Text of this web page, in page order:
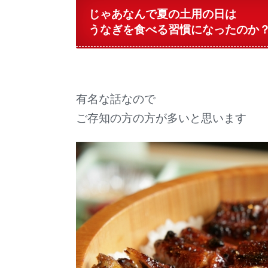
じゃあなんで夏の土用の日は
うなぎを食べる習慣になったのか
有名な話なので
ご存知の方の方が多いと思います